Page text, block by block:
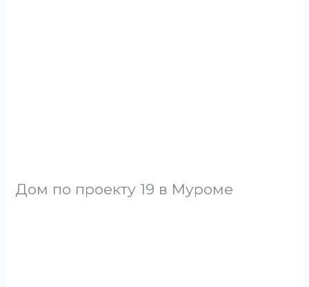
Дом по проекту 19 в Муроме